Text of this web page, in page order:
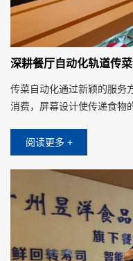
深耕餐厅自动化轨道传
传菜自动化通过新颖的服务
消费，屏幕设计使传递食物
要其他操作设置
阅读更多 +